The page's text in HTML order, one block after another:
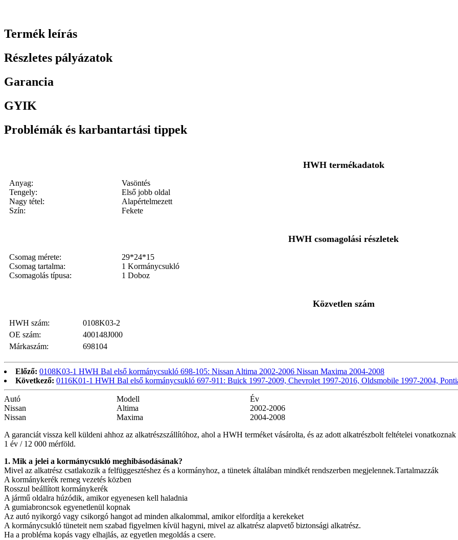
Termék leírás
Részletes pályázatok
Garancia
GYIK
Problémák és karbantartási tippek
HWH termékadatok
Anyag:
Vasöntés
Tengely:
Első jobb oldal
Nagy tétel:
Alapértelmezett
Szín:
Fekete
HWH csomagolási részletek
Csomag mérete:
29*24*15
Csomag tartalma:
1 Kormánycsukló
Csomagolás típusa:
1 Doboz
Közvetlen szám
HWH szám:
0108K03-2
OE szám:
400148J000
Márkaszám:
698104
Előző: 0108K03-1 HWH Bal első kormánycsukló 698-105: Nissan Altima 2002-2006 Nissan Maxima 2004-2008
Következő: 0116K01-1 HWH Bal első kormánycsukló 697-911: Buick 1997-2009, Chevrolet 1997-2016, Oldsmobile 1997-2004,
Autó Modell
Év
Nissan
Altima
2002-2006
Nissan
Maxima
2004-2008
A garanciát vissza kell küldeni ahhoz az alkatrészszállítóhoz, ahol a HWH terméket vásárolta, és az adott alkatrészbolt feltételei vonatkoznak
1 év / 12 000 mérföld.
1. Mik a jelei a kormánycsukló meghibásodásának?
Mivel az alkatrész csatlakozik a felfüggesztéshez és a kormányhoz, a tünetek általában mindkét rendszerben megjelennek.Tartalmazzák
A kormánykerék remeg vezetés közben
Rosszul beállított kormánykerék
A jármű oldalra húzódik, amikor egyenesen kell haladnia
A gumiabroncsok egyenetlenül kopnak
Az autó nyikorgó vagy csikorgó hangot ad minden alkalommal, amikor elfordítja a kerekeket
A kormánycsukló tüneteit nem szabad figyelmen kívül hagyni, mivel az alkatrész alapvető biztonsági alkatrész.
Ha a probléma kopás vagy elhajlás, az egyetlen megoldás a csere.